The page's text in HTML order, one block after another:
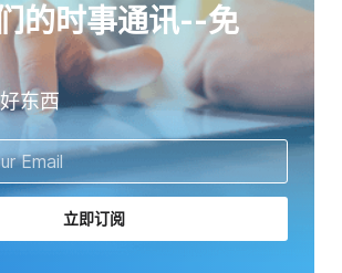
的时事通讯--免
东西
立即订阅